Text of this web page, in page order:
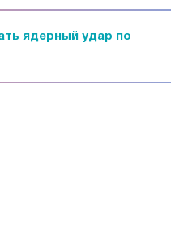
ядерный удар по